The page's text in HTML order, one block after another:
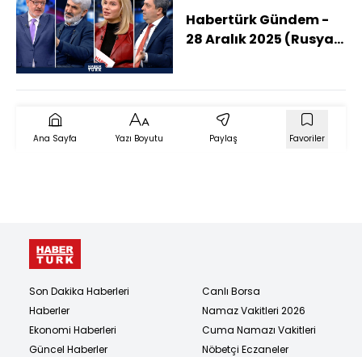
Habertürk Gündem -
28 Aralık 2025 (Rusya
Ana Sayfa Yazı Boyutu Paylaş Favoriler
Son Dakika Haberleri
Haberler
Ekonomi Haberleri
Güncel Haberler
Canlı Borsa
Namaz Vakitleri 2026
Cuma Namazı Vakitleri
Nöbetçi Eczaneler